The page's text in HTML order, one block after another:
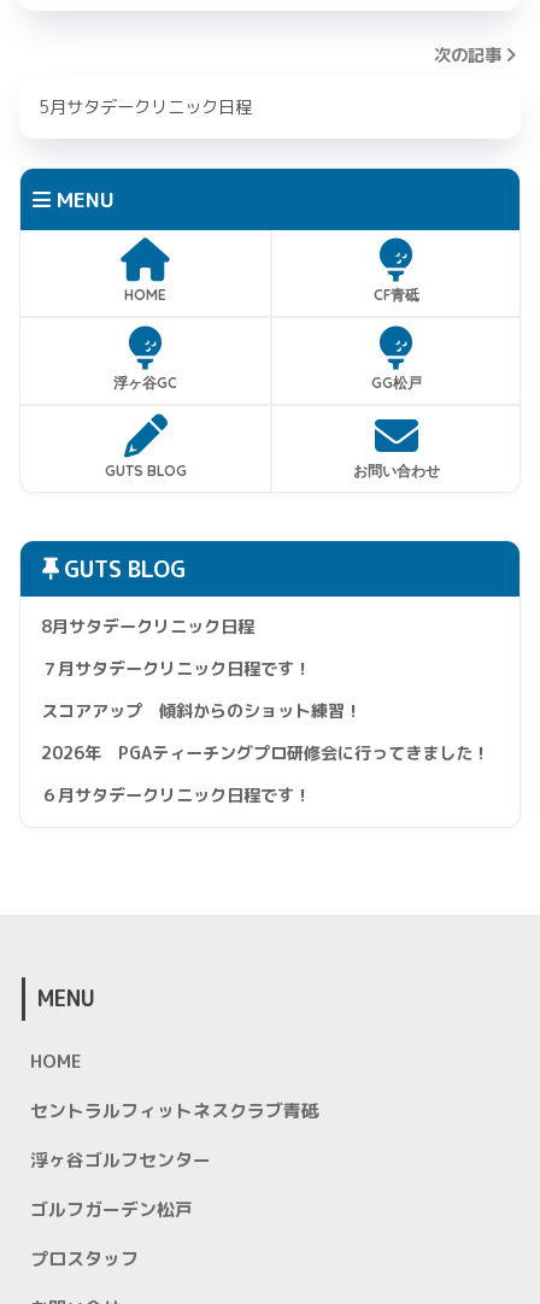
次の記事
5月サタデークリニック日程
MENU
HOME CF青砥
浮ヶ谷GC GG松戸
GUTS BLOG お問い合わせ
GUTS BLOG
8月サタデークリニック日程
７月サタデークリニック日程です！
スコアアップ 傾斜からのショット練習！
2026年 PGAティーチングプロ研修会に行ってきました！
６月サタデークリニック日程です！
MENU
HOME
セントラルフィットネスクラブ青砥
浮ヶ谷ゴルフセンター
ゴルフガーデン松戸
プロスタッフ